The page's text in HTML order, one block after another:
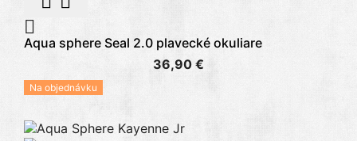

Aqua sphere Seal 2.0 plavecké okuliare
36,90 €
Na objednávku